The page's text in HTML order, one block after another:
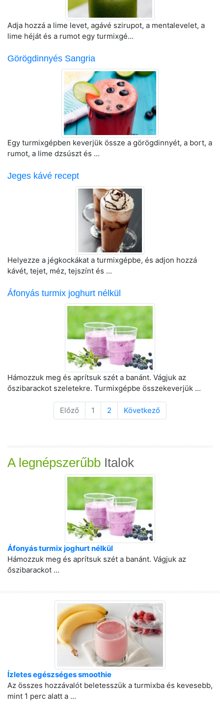
Adja hozzá a lime levet, agávé szirupot, a mentalevelet, a
lime héját és a rumot egy turmixgé...
Görögdinnyés Sangria
Egy turmixgépben keverjük össze a görögdinnyét, a bort, a
rumot, a lime dzsúszt és ...
Jeges kávé recept
Helyezze a jégkockákat a turmixgépbe, és adjon hozzá
kávét, tejet, méz, tejszínt és ...
Áfonyás turmix joghurt nélkül
Hámozzuk meg és aprítsuk szét a banánt. Vágjuk az
őszibarackot szeletekre. Turmixgépbe összekeverjük ...
Előző 1 2 Következő
A legnépszerűbb Italok
Áfonyás turmix joghurt nélkül
Hámozzuk meg és aprítsuk szét a banánt. Vágjuk az
őszibarackot ...
Ízletes egészséges smoothie
Az összes hozzávalót beletesszük a turmixba és kevesebb,
mint 1 perc alatt a ...